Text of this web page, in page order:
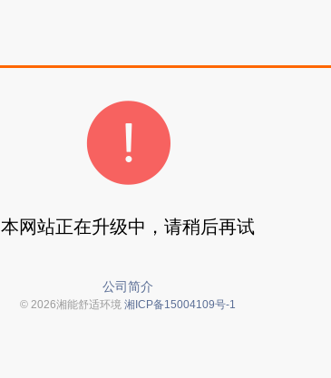
本网站正在升级中，请稍后再试
公司简介
© 2026湘能舒适环境 湘ICP备15004109号-1